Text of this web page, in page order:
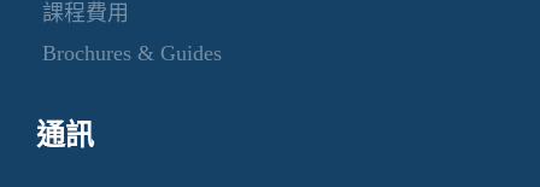
課程費用
Brochures & Guides
通訊